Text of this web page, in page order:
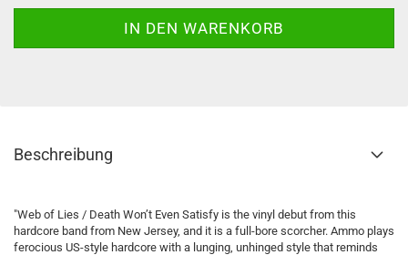
Beschreibung
"Web of Lies / Death Won’t Even Satisfy is the vinyl debut from this
hardcore band from New Jersey, and it is a full-bore scorcher. Ammo plays
ferocious US-style hardcore with a lunging, unhinged style that reminds